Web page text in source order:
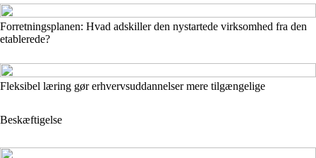
Forretningsplanen: Hvad adskiller den nystartede virksomhed fra den
etablerede?
Fleksibel læring gør erhvervsuddannelser mere tilgængelige
Beskæftigelse